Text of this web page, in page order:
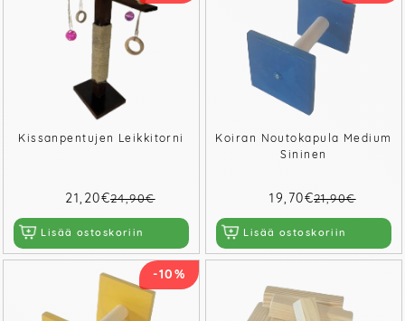
Kissanpentujen Leikkitorni
21,20€24,90€
Lisää ostoskoriin
Koiran Noutokapula Medium
Sininen
19,70€21,90€
Lisää ostoskoriin
-10%